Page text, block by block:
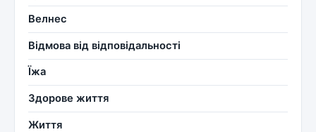
Велнес
Відмова від відповідальності
Їжа
Здорове життя
Життя